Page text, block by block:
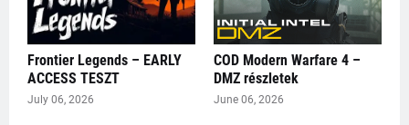
Frontier Legends – EARLY
ACCESS TESZT
July 06, 2026
COD Modern Warfare 4 –
DMZ részletek
June 06, 2026